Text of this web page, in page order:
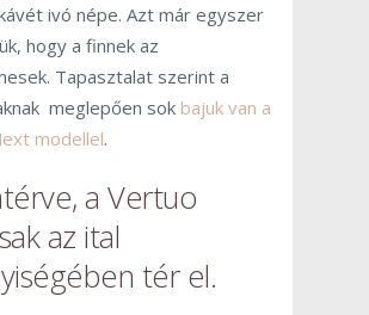
ivó népe. Azt már egyszer
hogy a finnek az
Tapasztalat szerint a
meglepően sok bajuk van a
modellel.
a Vertuo
az ital
tér el.